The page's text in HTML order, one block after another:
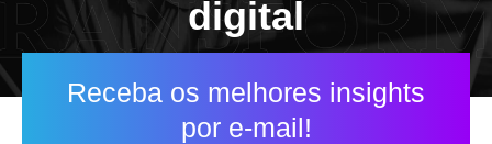
digital
Receba os melhores insights
por e-mail!